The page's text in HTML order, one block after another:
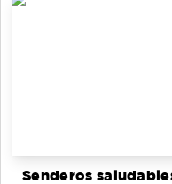
Senderos